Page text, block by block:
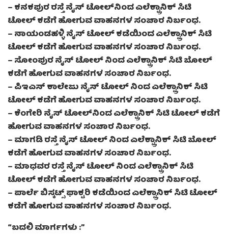
– ಕನಕಪುರ ರಸ್ತೆ ನೈಸ್ ಟೋಲ್‌ನಿಂದ ಎಲೆಕ್ಟ್ರಾನಿಕ್ ಸಿಟಿ
ಟೋಲ್ ಕಡೆಗೆ ಹೋಗುವ ವಾಹನಗಳ ಸಂಚಾರ ನಿರ್ಬಂಧ.
– ನಾಯಂಡಹಳ್ಳಿ ನೈಸ್ ಟೋಲ್ ಕಡೆಯಿಂದ ಎಲೆಕ್ಟ್ರಾನಿಕ್ ಸಿಟಿ
ಟೋಲ್ ಕಡೆಗೆ ಹೋಗುವ ವಾಹನಗಳ ಸಂಚಾರ ನಿರ್ಬಂಧ.
– ಸೋಂಪುರ ನೈಸ್ ಟೋಲ್ ನಿಂದ ಎಲೆಕ್ಟ್ರಾನಿಕ್ ಸಿಟಿ ಬೋಲ್
ಕಡೆಗೆ ಹೋಗುವ ವಾಹನಗಳ ಸಂಚಾರ ನಿರ್ಬಂಧ.
– ಪಿಇಎಸ್ ಕಾಲೇಜು ನೈಸ್ ಟೋಲ್ ನಿಂದ ಎಲೆಕ್ಟ್ರಾನಿಕ್ ಸಿಟಿ
ಟೋಲ್ ಕಡೆಗೆ ಹೋಗುವ ವಾಹನಗಳ ಸಂಚಾರ ನಿರ್ಬಂಧ.
– ಕೆಂಗೇರಿ ನೈಸ್ ಟೋಲ್‌ನಿಂದ ಎಲೆಕ್ಟ್ರಾನಿಕ್ ಸಿಟಿ ಟೋಲ್ ಕಡೆಗೆ
ಹೋಗುವ ವಾಹನಗಳ ಸಂಚಾರ ನಿರ್ಬಂಧ.
– ಮಾಗಡಿ ರಸ್ತೆ ನೈಸ್ ಟೋಲ್ ನಿಂದ ಎಲೆಕ್ಟ್ರಾನಿಕ್ ಸಿಟಿ ಬೋಲ್
ಕಡೆಗೆ ಹೋಗುವ ವಾಹನಗಳ ಸಂಚಾರ ನಿರ್ಬಂಧ.
– ಮಾಧವರ ರಸ್ತೆ ನೈಸ್ ಟೋಲ್ ನಿಂದ ಎಲೆಕ್ಟ್ರಾನಿಕ್ ಸಿಟಿ
ಟೋಲ್ ಕಡೆಗೆ ಹೋಗುವ ವಾಹನಗಳ ಸಂಚಾರ ನಿರ್ಬಂಧ.
– ಪಾರ್ಲೆ ಬಿಸ್ಕಟ್ಸ್ ಫಾಕ್ಟರಿ ಕಡೆಯಿಂದ ಎಲೆಕ್ಟ್ರಾನಿಕ್ ಸಿಟಿ ಟೋಲ್
ಕಡೆಗೆ ಹೋಗುವ ವಾಹನಗಳ ಸಂಚಾರ ನಿರ್ಬಂಧ.
“ಬದಲಿ ಮಾರ್ಗಗಳು:”